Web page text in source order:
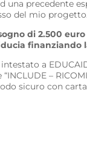
una precedente
del mio progetto.
di 2.500 euro
finanziando
a
–
sicuro con